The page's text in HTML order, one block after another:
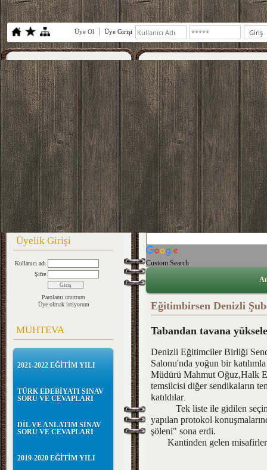
Üye Ol Üye Girişi
Üyelik Girişi
Kullanıcı adı
Şifre
Parolamı unuttum
Üye olmak istiyorum
MUHTEVA
2021-2022 EĞİTİM YILI
TÜRK EDEBİYATI SINAV
SORU VE CEVAPLARI
DİL VE ANLATIM SINAV
SORU VE CEVAPLARI
2019-2020 EĞİTİM YILI
Custom Search
Eğitimbirsen Denizli
Tabandan tavana
Denizli Eğitimciler Birliği
Salonu'nda yoğun bir
Müdürü Mahmut Oğuz,Halk
temsilcisi diğer sendikaların
katıldılar.
Tek liste ile gidilen
yapılan protokol
şöleni" sona erdi.
Kantinden gelen misafirlere